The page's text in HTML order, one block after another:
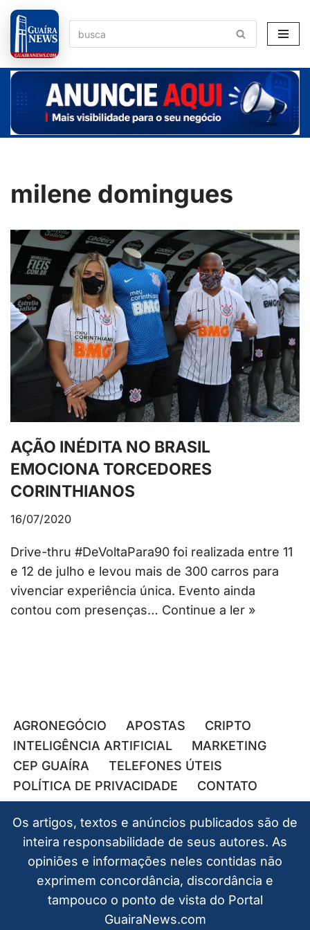
Pular
para
o
conteúdo
milene domingues
AÇÃO INÉDITA NO BRASIL
EMOCIONA TORCEDORES
CORINTHIANOS
16/07/2020
Drive-thru #DeVoltaPara90 foi realizada entre 11
e 12 de julho e levou mais de 300 carros para
vivenciar experiência única. Evento ainda
contou com presenças… Continue a ler »
AGRONEGÓCIO APOSTAS
CRIPTO
INTELIGÊNCIA ARTIFICIAL
MARKETING
CEP GUAÍRA
TELEFONES ÚTEIS
POLÍTICA DE PRIVACIDADE
CONTATO
Os artigos, textos e anúncios publicados são de
inteira responsabilidade de seus autores. As
opiniões e informações neles contidas não
exprimem concordância, discordância e
tampouco o ponto de vista do Portal
GuairaNews.com